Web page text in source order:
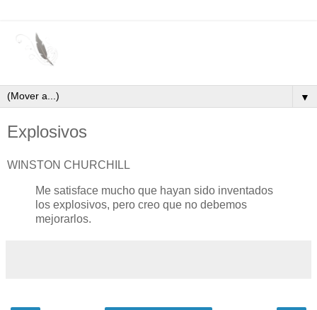
▼
Explosivos
WINSTON CHURCHILL
Me satisface mucho que hayan sido inventados
los explosivos, pero creo que no debemos
mejorarlos.